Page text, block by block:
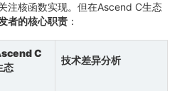
注核函数实现。但在Ascend C生态
者的核心职责 ：
C
态
技术差异分析